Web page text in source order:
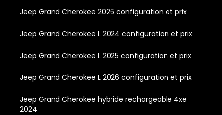
Jeep Grand Cherokee 2026 configuration et prix
Jeep Grand Cherokee L 2024 configuration et prix
Jeep Grand Cherokee L 2025 configuration et prix
Jeep Grand Cherokee L 2026 configuration et prix
Jeep Grand Cherokee hybride rechargeable 4xe
2024